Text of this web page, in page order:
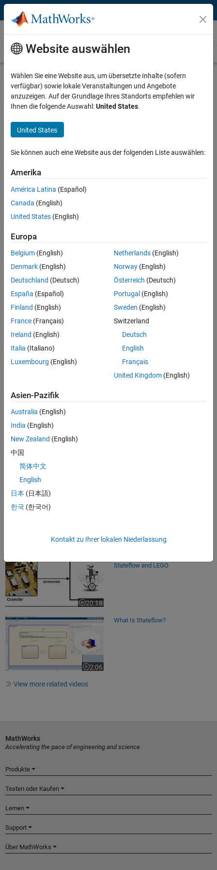
Weiter zum Inhalt
Videos
Videos Home Search
Play
Description
| Stateflow Tutorials, Part 2
From the series: Stateflow Tutorials
Recorded: 7 Oct 2010
Related Resources
UP NEXT:
MATLAB and Simulink Functions
View full series(2 Videos)
RELATED VIDEOS:
MATLAB and Simulink Functions |
Stateflow Tutorials, Part 3
2:43
Video length is 2:43
20:18
Video length is 20:18
Stateflow and LEGO
2:06
Video length is 2:06
What Is Stateflow?
View more related videos
Website auswählen
Wählen Sie eine Website aus, um übersetzte Inhalte (sofern
verfügbar) sowie lokale Veranstaltungen und Angebote
anzuzeigen. Auf der Grundlage Ihres Standorts empfehlen wir
Ihnen die folgende Auswahl:United States.
United States
Sie können auch eine Website aus der folgenden Liste auswählen:
Amerika
América Latina (Español)
Canada (English)
United States (English)
Europa
Belgium (English)
Denmark (English)
Deutschland (Deutsch)
España (Español)
Finland (English)
France (Français)
Ireland (English)
Italia (Italiano)
Luxembourg (English)
Netherlands(English)
Norway(English)
Österreich (Deutsch)
Portugal (English)
Sweden (English)
Switzerland
Deutsch
English
Français
United Kingdom(English)
Asien-Pazifik
Australia (English)
India (English)
New Zealand (English)
中国
简体中文
English
日本 (日本語)
한국 (한국어)
Kontakt zu Ihrer lokalen Niederlassung
MathWorks
Accelerating the pace of engineering and science
Produkte
Testen oder Kaufen
Lernen
Support
Über MathWorks